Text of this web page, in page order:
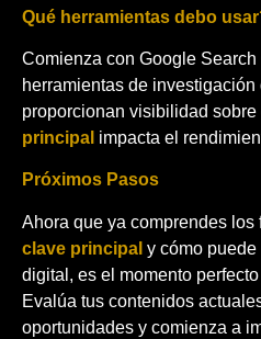
Qué herramientas debo
Comienza con Google
herramientas de
proporcionan visibilidad sobre
principal impacta el
Próximos Pasos
Ahora que ya comprendes los
clave principal y cómo
digital, es el momento
Evalúa tus contenidos
oportunidades y comienza a